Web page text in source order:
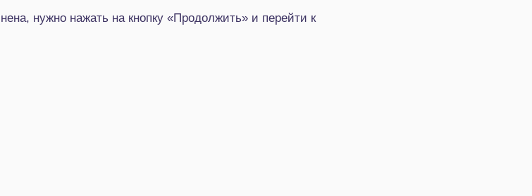
нужно нажать на кнопку «Продолжить» и перейти к